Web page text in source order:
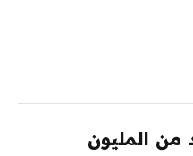
من المليون